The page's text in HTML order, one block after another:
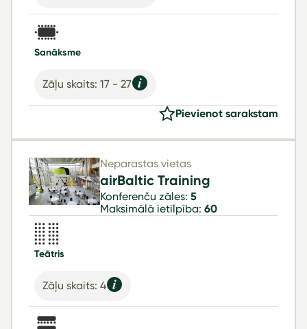
Sanāksme
Zāļu skaits: 17 - 27
Pievienot sarakstam
Neparastas vietas
airBaltic Training
Konferenču zāles: 5
Maksimālā ietilpība: 60
Teātris
Zāļu skaits: 4